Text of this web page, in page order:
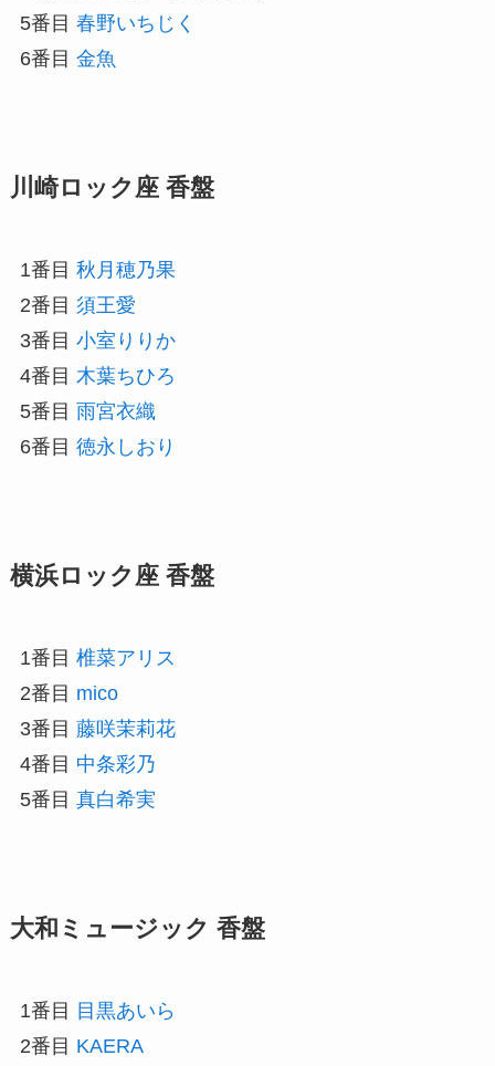
5番目 春野いちじく
6番目 金魚
川崎ロック座 香盤
1番目 秋月穂乃果
2番目 須王愛
3番目 小室りりか
4番目 木葉ちひろ
5番目 雨宮衣織
6番目 徳永しおり
横浜ロック座 香盤
1番目 椎菜アリス
2番目 mico
3番目 藤咲茉莉花
4番目 中条彩乃
5番目 真白希実
大和ミュージック 香盤
1番目 目黒あいら
2番目 KAERA